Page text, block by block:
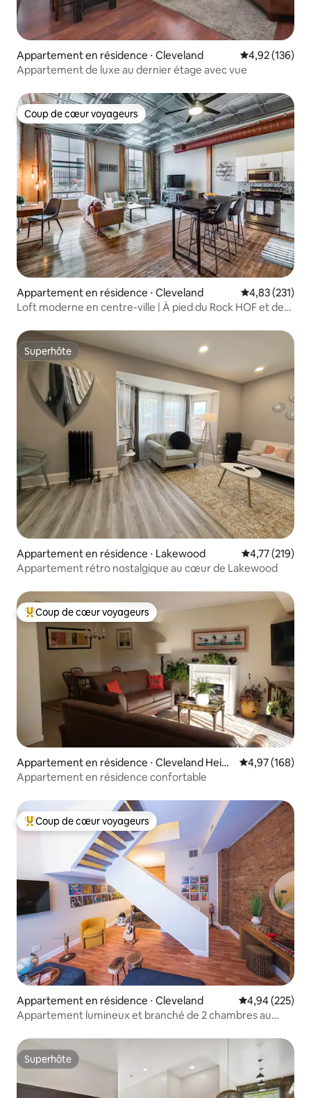
Appartement en résidence ⋅ Cleveland Évaluation
4,92 (136)
Appartement de luxe au dernier étage avec vue
Coup de cœur voyageurs
Coup de cœur voyageurs
Appartement en résidence ⋅ Cleveland Évaluation
4,83 (231)
Loft moderne en centre-ville | À pied du Rock HOF et des
Superhôte
Superhôte
Appartement en résidence ⋅ Lakewood Évaluation
4,77 (219)
Appartement rétro nostalgique au cœur de Lakewood
Coups de cœur voyageurs les plus appréciés
Coup de cœur voyageurs
Appartement en résidence ⋅ Cleveland Heigh
ts
Évaluation
4,97 (168)
Appartement en résidence confortable
Coups de cœur voyageurs les plus appréciés
Coup de cœur voyageurs
Appartement en résidence ⋅ Cleveland Évaluation
4,94 (225)
Appartement lumineux et branché de 2 chambres au
Superhôte
Superhôte